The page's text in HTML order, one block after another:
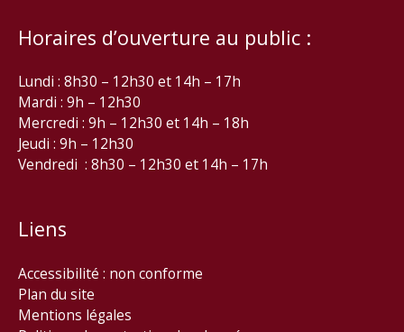
Horaires d’ouverture au public :
Lundi : 8h30 – 12h30 et 14h – 17h
Mardi : 9h – 12h30
Mercredi : 9h – 12h30 et 14h – 18h
Jeudi : 9h – 12h30
Vendredi : 8h30 – 12h30 et 14h – 17h
Liens
Accessibilité : non conforme
Plan du site
Mentions légales